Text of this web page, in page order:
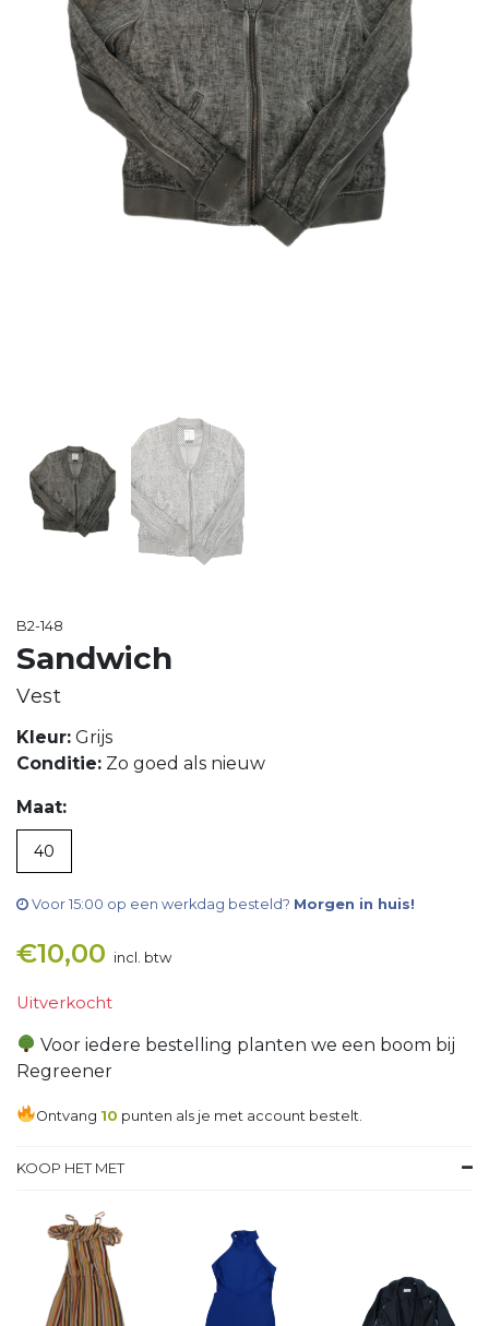
B2-148
Sandwich
Vest
Kleur: Grijs
Conditie: Zo goed als nieuw
Maat:
40
Voor 15:00 op een werkdag besteld? Morgen in huis!
€10,00 incl. btw
Uitverkocht
Voor iedere bestelling planten we een boom bij
Regreener
Ontvang 10 punten als je met account bestelt.
KOOP HET MET